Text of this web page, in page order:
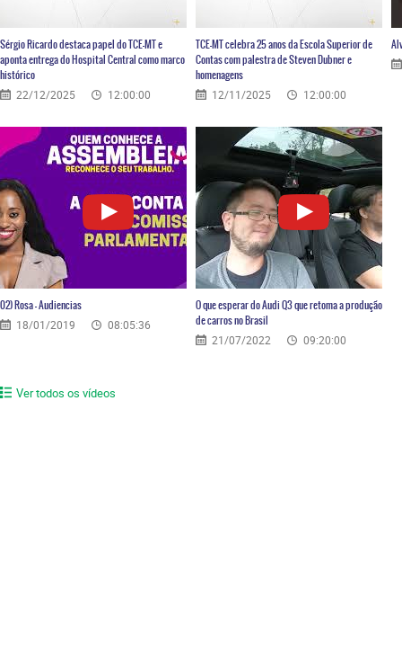
Sérgio Ricardo destaca papel do TCE-MT e
aponta entrega do Hospital Central como marco
histórico
22/12/2025 12:00:00
TCE-MT celebra 25 anos da Escola Superior de
Contas com palestra de Steven Dubner e
homenagens
12/11/2025 12:00:00
02) Rosa – Audiencias
18/01/2019 08:05:36
O que esperar do Audi Q3 que retoma a produção
de carros no Brasil
21/07/2022 09:20:00
Ver todos os vídeos